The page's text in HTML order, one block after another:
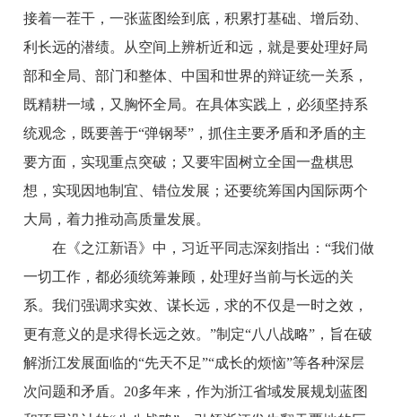
接着一茬干，一张蓝图绘到底，积累打基础、增后劲、
利长远的潜绩。从空间上辨析近和远，就是要处理好局
部和全局、部门和整体、中国和世界的辩证统一关系，
既精耕一域，又胸怀全局。在具体实践上，必须坚持系
统观念，既要善于“弹钢琴”，抓住主要矛盾和矛盾的主
要方面，实现重点突破；又要牢固树立全国一盘棋思
想，实现因地制宜、错位发展；还要统筹国内国际两个
大局，着力推动高质量发展。
在《之江新语》中，习近平同志深刻指出：“我们做
一切工作，都必须统筹兼顾，处理好当前与长远的关
系。我们强调求实效、谋长远，求的不仅是一时之效，
更有意义的是求得长远之效。”制定“八八战略”，旨在破
解浙江发展面临的“先天不足”“成长的烦恼”等各种深层
次问题和矛盾。20多年来，作为浙江省域发展规划蓝图